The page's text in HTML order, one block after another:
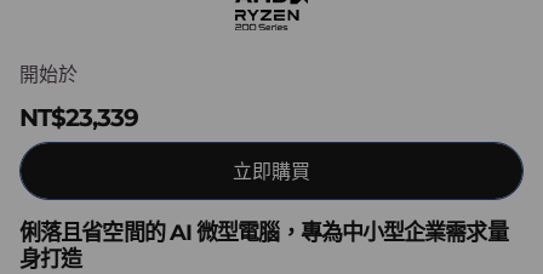
G
e
n
6
開始於
NT$23,339
立即購買
俐落且省空間的 AI 微型電腦，專為中小型企業需求量
身打造